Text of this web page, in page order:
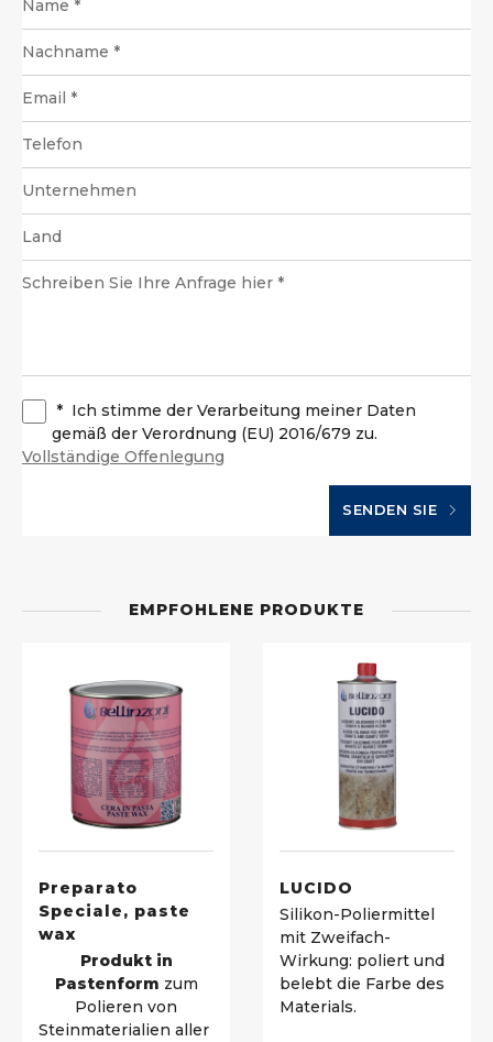
* Ich stimme der Verarbeitung meiner Daten
gemäß der Verordnung (EU) 2016/679 zu.
Vollständige Offenlegung
SENDEN SIE
EMPFOHLENE PRODUKTE
Preparato
Speciale, paste
wax
Produkt in
Pastenform zum
Polieren von
Steinmaterialien aller
LUCIDO
Silikon-Poliermittel
mit Zweifach-
Wirkung: poliert und
belebt die Farbe des
Materials.